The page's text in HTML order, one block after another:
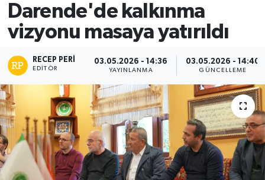
Darende'de kalkınma
vizyonu masaya yatırıldı
RECEP PERI
EDITÖR
03.05.2026 - 14:36
YAYINLANMA
03.05.2026 - 14:40
GÜNCELLEME
Süper Lig Puan Durumu ve Fikstür
Haber Arşivi